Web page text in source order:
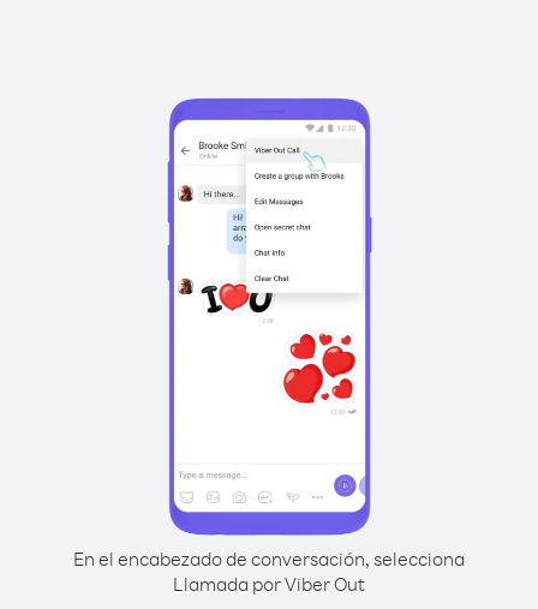
En el encabezado de conversación, selecciona
Llamada por Viber Out